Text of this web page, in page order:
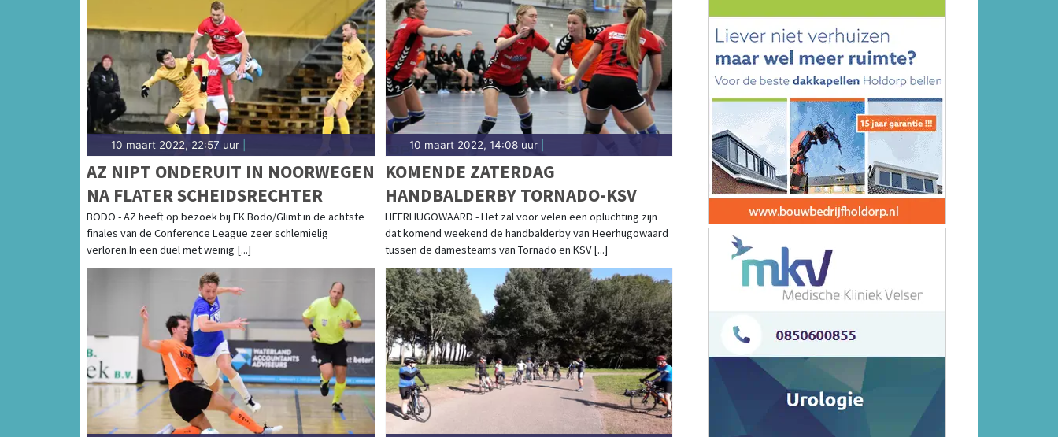
10 maart 2022, 22:57 uur
AZ NIPT ONDERUIT IN NOORWEGEN
NA FLATER SCHEIDSRECHTER
BODO - AZ heeft op bezoek bij FK Bodo/Glimt in de achtste
finales van de Conference League zeer schlemielig
verloren.In een duel met weinig [...]
10 maart 2022, 14:08 uur|
KOMENDE ZATERDAG
HANDBALDERBY TORNADO-KSV
HEERHUGOWAARD - Het zal voor velen een opluchting zijn
dat komend weekend de handbalderby van Heerhugowaard
tussen de damesteams van Tornado en KSV [...]